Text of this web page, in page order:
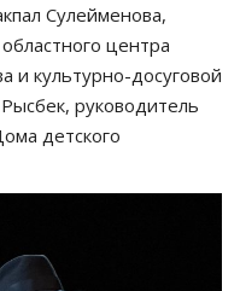
Сулейменова,
центра
и культурно-досуговой
руководитель
детского